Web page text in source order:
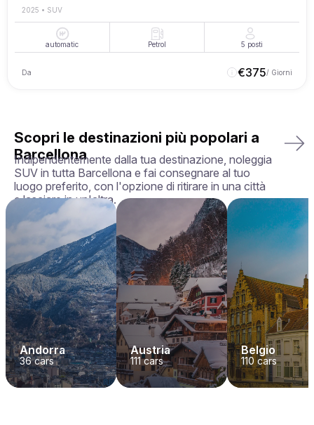
2025 • SUV
automatic Petrol 5 posti
Da €375/ Giorni
Scopri le destinazioni più popolari a
Barcellona
Indipendentemente dalla tua destinazione, noleggia
SUV in tutta Barcellona e fai consegnare al tuo
luogo preferito, con l'opzione di ritirare in una città
e lasciare in un'altra.
Andorra
36cars
Austria
111cars
Belgio
110 cars